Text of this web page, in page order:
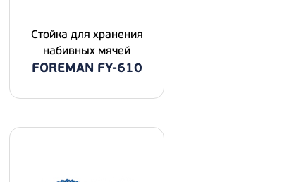
Стойка для хранения
набивных мячей
FOREMAN FY-610